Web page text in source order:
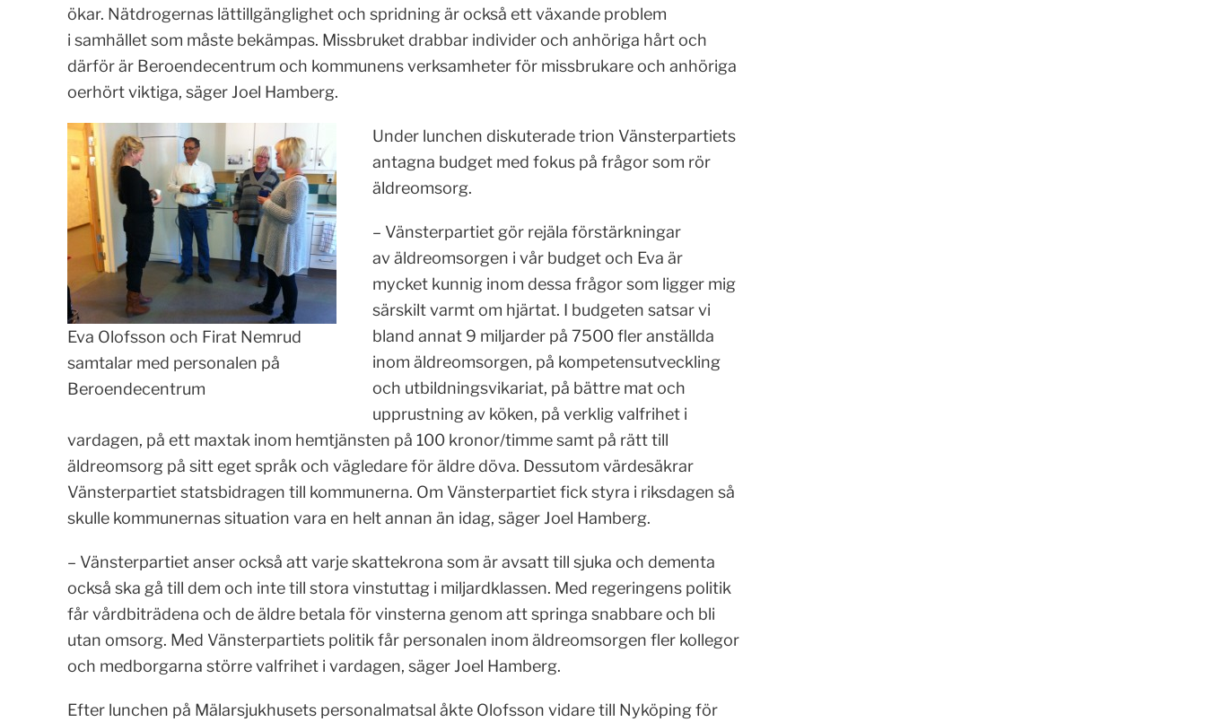
ökar. Nätdrogernas lättillgänglighet och spridning är också ett växande problem
i samhället som måste bekämpas. Missbruket drabbar individer och anhöriga hårt och
därför är Beroendecentrum och kommunens verksamheter för missbrukare och anhöriga
oerhört viktiga, säger Joel Hamberg.
Eva Olofsson och Firat Nemrud
samtalar med personalen på
Beroendecentrum
Under lunchen diskuterade trion Vänsterpartiets
antagna budget med fokus på frågor som rör
äldreomsorg.
– Vänsterpartiet gör rejäla förstärkningar
av äldreomsorgen i vår budget och Eva är
mycket kunnig inom dessa frågor som ligger mig
särskilt varmt om hjärtat. I budgeten satsar vi
bland annat 9 miljarder på 7500 fler anställda
inom äldreomsorgen, på kompetensutveckling
och utbildningsvikariat, på bättre mat och
upprustning av köken, på verklig valfrihet i
vardagen, på ett maxtak inom hemtjänsten på 100 kronor/timme samt på rätt till
äldreomsorg på sitt eget språk och vägledare för äldre döva. Dessutom värdesäkrar
Vänsterpartiet statsbidragen till kommunerna. Om Vänsterpartiet fick styra i riksdagen så
skulle kommunernas situation vara en helt annan än idag, säger Joel Hamberg.
– Vänsterpartiet anser också att varje skattekrona som är avsatt till sjuka och dementa
också ska gå till dem och inte till stora vinstuttag i miljardklassen. Med regeringens politik
får vårdbiträdena och de äldre betala för vinsterna genom att springa snabbare och bli
utan omsorg. Med Vänsterpartiets politik får personalen inom äldreomsorgen fler kollegor
och medborgarna större valfrihet i vardagen, säger Joel Hamberg.
Efter lunchen på Mälarsjukhusets personalmatsal åkte Olofsson vidare till Nyköping för